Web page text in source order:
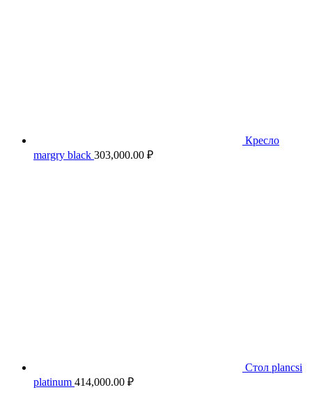
Кресло
margry black 303,000.00 ₽
Стол plancsi
platinum 414,000.00 ₽